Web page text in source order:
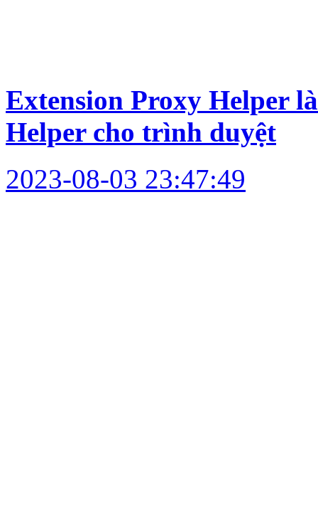
Extension Proxy Helper
Helper cho trình duyệt
2023-08-03 23:47:49